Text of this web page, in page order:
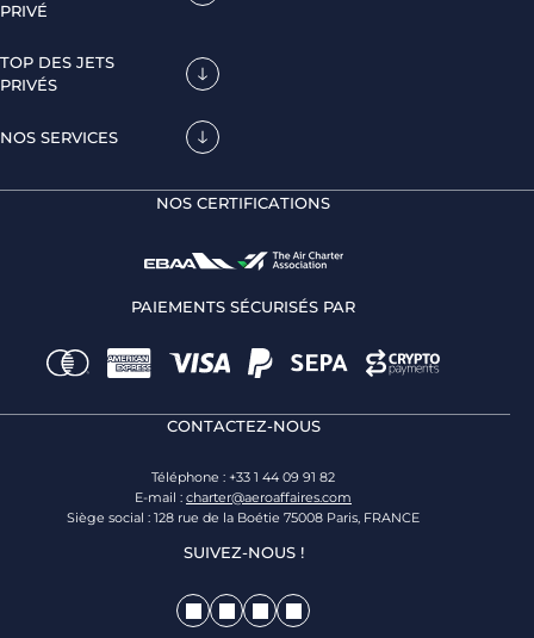
PRIVÉ
TOP DES JETS
PRIVÉS
NOS SERVICES
NOS CERTIFICATIONS
PAIEMENTS SÉCURISÉS PAR
CONTACTEZ-NOUS
Téléphone : +33 1 44 09 91 82
E-mail : charter@aeroaffaires.com
Siège social : 128 rue de la Boétie 75008 Paris, FRANCE
SUIVEZ-NOUS !